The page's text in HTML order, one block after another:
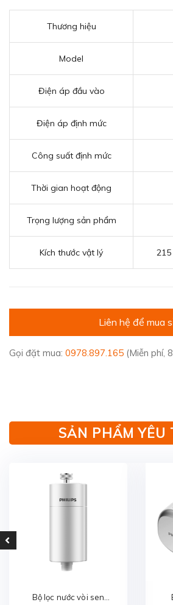
Thương hiệu
Model
Điện áp đầu vào
Điện áp định mức
Công suất định mức
Thời gian hoạt động
Trọng lượng sản phẩm
Kích thước vật lý
Liên hệ để mua
Gọi đặt mua: 0978.897.165 (Miễn phí,
SẢN PHẨM YÊU
Bộ lọc nước vòi sen